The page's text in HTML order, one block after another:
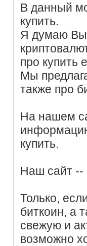
В данный
купить.
Я думаю Вы
про купить
Мы
также про
На нашем
купить.
Наш сайт --
Только,
биткоин, а
свежую и
возможно